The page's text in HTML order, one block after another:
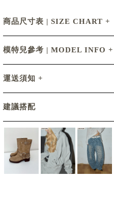
商品尺寸表 | SIZE CHART
模特兒參考 | MODEL INFO
運送須知
建議搭配